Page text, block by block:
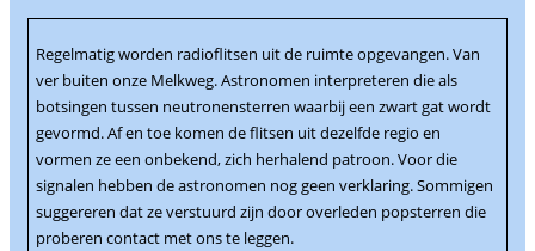
Regelmatig worden radioflitsen uit de ruimte opgevangen. Van
ver buiten onze Melkweg. Astronomen interpreteren die als
botsingen tussen neutronensterren waarbij een zwart gat wordt
gevormd. Af en toe komen de flitsen uit dezelfde regio en
vormen ze een onbekend, zich herhalend patroon. Voor die
signalen hebben de astronomen nog geen verklaring. Sommigen
suggereren dat ze verstuurd zijn door overleden popsterren die
proberen contact met ons te leggen.